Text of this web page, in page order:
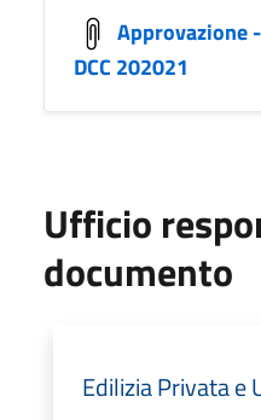
Approvazione
DCC 202021
Ufficio
documento
Edilizia Privata e